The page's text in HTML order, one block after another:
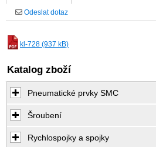
Odeslat dotaz
kl-728 (937 kB)
Katalog zboží
Pneumatické prvky SMC
Šroubení
Rychlospojky a spojky